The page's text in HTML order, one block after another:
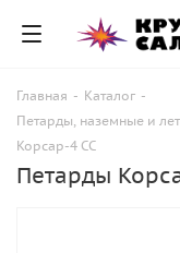
Главная - Каталог -
Петарды, наземные и
Корсар-4 СС
Петарды